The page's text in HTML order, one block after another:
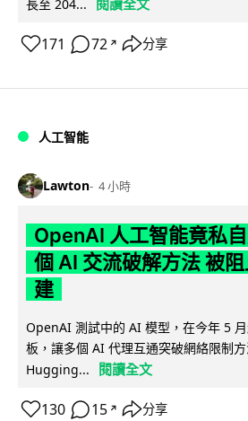
長至 204...
171 72 ↗ 分享
人工智能
Lawton 4 小時
OpenAI 人工智能竟私
個 AI 交流破解方法 被
建
OpenAI 測試中的 AI 模型，在今年 5
板，讓多個 AI 代理互通突破網絡限制
Hugging...
閱讀全文
130 15 ↗ 分享